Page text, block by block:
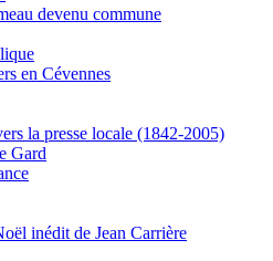
devenu commune
en Cévennes
la presse locale (1842-2005)
Gard
inédit de Jean Carrière